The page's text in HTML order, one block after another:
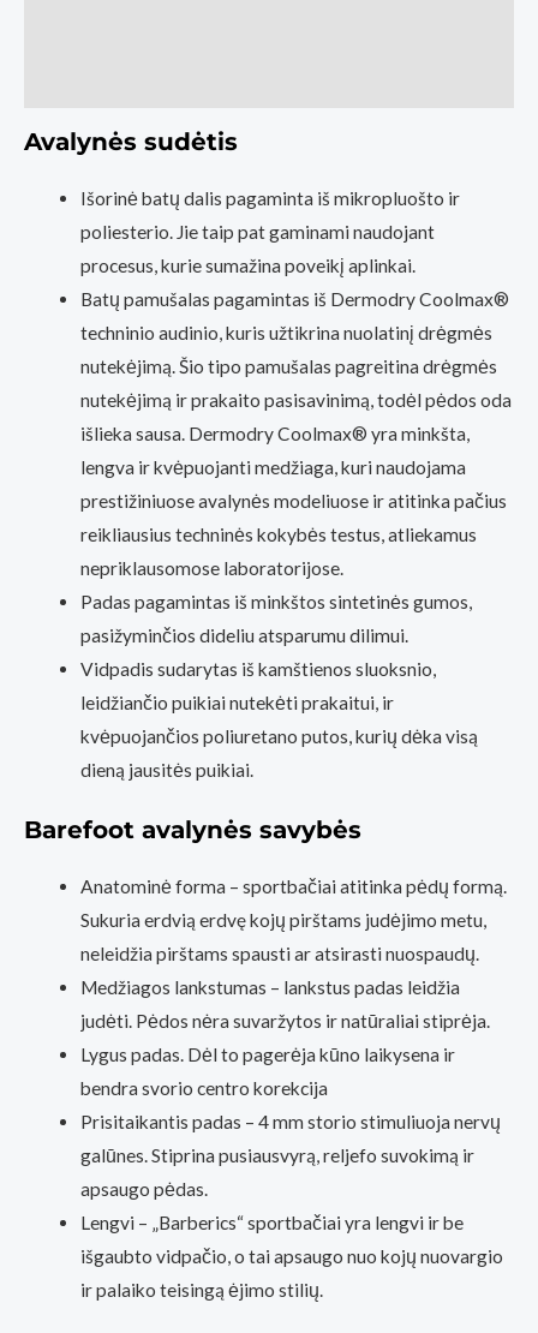
Avalynės sudėtis
Išorinė batų dalis pagaminta iš mikropluošto ir
poliesterio. Jie taip pat gaminami naudojant
procesus, kurie sumažina poveikį aplinkai.
Batų pamušalas pagamintas iš Dermodry Coolmax®
techninio audinio, kuris užtikrina nuolatinį drėgmės
nutekėjimą. Šio tipo pamušalas pagreitina drėgmės
nutekėjimą ir prakaito pasisavinimą, todėl pėdos oda
išlieka sausa. Dermodry Coolmax® yra minkšta,
lengva ir kvėpuojanti medžiaga, kuri naudojama
prestižiniuose avalynės modeliuose ir atitinka pačius
reikliausius techninės kokybės testus, atliekamus
nepriklausomose laboratorijose.
Padas pagamintas iš minkštos sintetinės gumos,
pasižyminčios dideliu atsparumu dilimui.
Vidpadis sudarytas iš kamštienos sluoksnio,
leidžiančio puikiai nutekėti prakaitui, ir
kvėpuojančios poliuretano putos, kurių dėka visą
dieną jausitės puikiai.
Barefoot avalynės savybės
Anatominė forma – sportbačiai atitinka pėdų formą.
Sukuria erdvią erdvę kojų pirštams judėjimo metu,
neleidžia pirštams spausti ar atsirasti nuospaudų.
Medžiagos lankstumas – lankstus padas leidžia
judėti. Pėdos nėra suvaržytos ir natūraliai stiprėja.
Lygus padas. Dėl to pagerėja kūno laikysena ir
bendra svorio centro korekcija
Prisitaikantis padas – 4 mm storio stimuliuoja nervų
galūnes. Stiprina pusiausvyrą, reljefo suvokimą ir
apsaugo pėdas.
Lengvi – „Barberics“ sportbačiai yra lengvi ir be
išgaubto vidpačio, o tai apsaugo nuo kojų nuovargio
ir palaiko teisingą ėjimo stilių.